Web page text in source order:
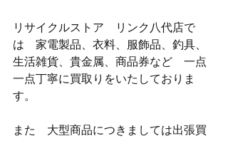
リサイクルストア　リンク八代店で
は　家電製品、衣料、服飾品、釣具、
生活雑貨、貴金属、商品券など　一点
一点丁寧に買取りをいたしておりま
す。
また　大型商品につきましては出張買